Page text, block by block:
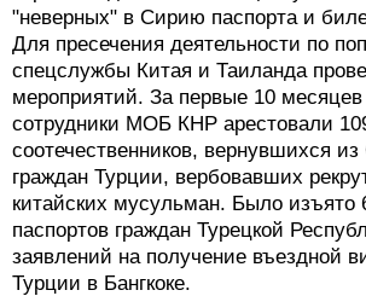
"неверных" в Сирию паспорта и
Для пресечения деятельности по
спецслужбы Китая и Таиланда
мероприятий. За первые 10 месяцев
сотрудники МОБ КНР арестовали
соотечественников, вернувшихся
граждан Турции, вербовавших
китайских мусульман. Было изъято
паспортов граждан Турецкой
заявлений на получение въездной
Турции в Бангкоке.